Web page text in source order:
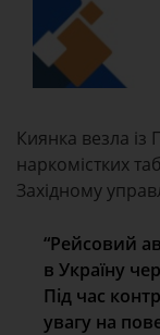
Киянка везла із
наркомістких
Західному
“Рейсовий
в Україну
Під час
увагу на